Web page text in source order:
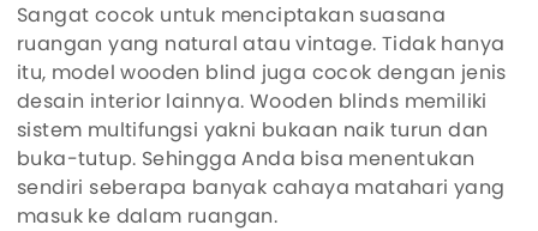
Sangat cocok untuk menciptakan suasana
ruangan yang natural atau vintage. Tidak hanya
itu, model wooden blind juga cocok dengan jenis
desain interior lainnya. Wooden blinds memiliki
sistem multifungsi yakni bukaan naik turun dan
buka-tutup. Sehingga Anda bisa menentukan
sendiri seberapa banyak cahaya matahari yang
masuk ke dalam ruangan.